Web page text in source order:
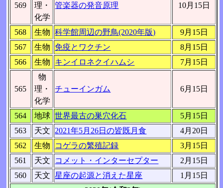
569
理・
化学
管楽器の発音原理 10月15日
568 生物 科学館周辺の野鳥(2020年版)
9月15日
567
生物 免疫とワクチン
8月15日
566
生物 キンイロネクイハムシ 7月15日
565
物
理・
化学
チューインガム 6月15日
564 地球 世界最古の巣穴化石
5月15日
563
天文 2021年5月26日の皆既月食
4月20日
562
生物 コゲラの繁殖記録
3月15日
561
天文 コメット・インターセプター
2月15日
560
天文 星座の起源と消えた星座
1月15日